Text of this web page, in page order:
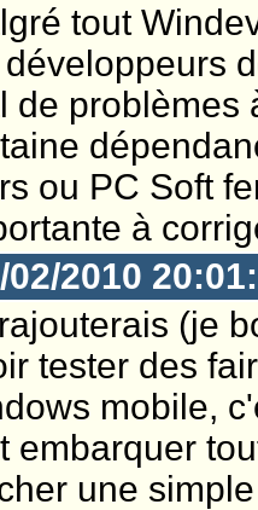
tout
développeurs
de problèmes
ou PC Soft
à
02/2010
(je
tester des
mobile,
embarquer
une